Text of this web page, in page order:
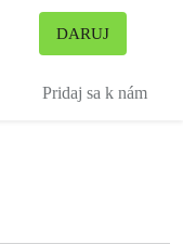
DARUJ
Pridaj sa k nám